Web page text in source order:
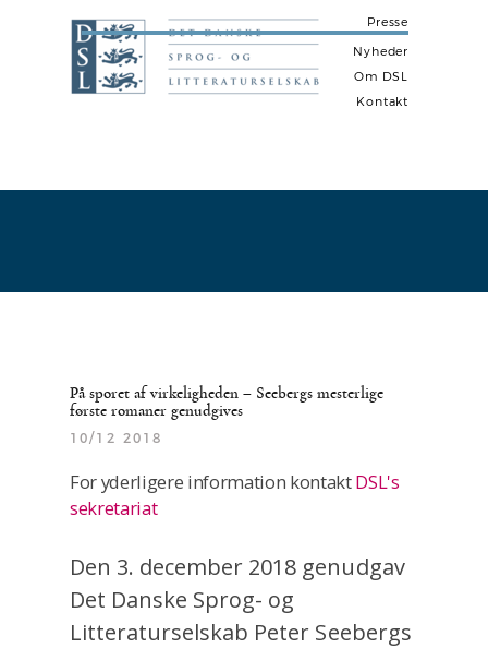
Presse
Nyheder
Om DSL
Kontakt
g
På sporet af virkeligheden – Seebergs mesterlige
første romaner genudgives
10/12 2018
For yderligere information kontaktDSL's
sekretariat
Den 3. december 2018 genudgav
Det Danske Sprog- og
Litteraturselskab Peter Seebergs